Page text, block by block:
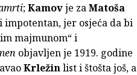
;Kamovje zaMatoša
impotentan, jer osjeća da bi
majmunom“ i
objavljen je 1919. godine
Krležinlist i štošta još, a